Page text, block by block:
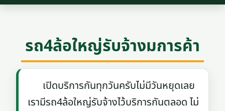
รถ4ล้อใหญ่รับจ้างมการค้า
เปิดบริการกันทุกวันครับไม่มีวันหยุดเลย
เรามีรถ4ล้อใหญ่รับจ้างไว้บริการกันตลอด ไม่